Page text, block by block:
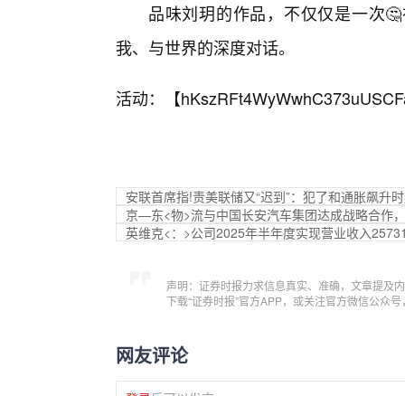
品味刘玥的作品，不仅仅是一次
我、与世界的深度对话。
活动：【
安联首席指!责美联储又“迟到”：犯了和通胀飙升
京—东<物>流与中国长安汽车集团达成战略合作
英维克<：>公司2025年半年度实现营业收入
声明：证券时报力求信息真实、准确，文章提及
下载“证券时报”官方APP，或关注官方微信公众
网友评论